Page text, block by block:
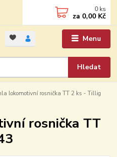
Menu
Hledat
0 ks
za 0,00 Kč
lokomotivní rosnička TT 2 ks - Tillig
rosnička TT